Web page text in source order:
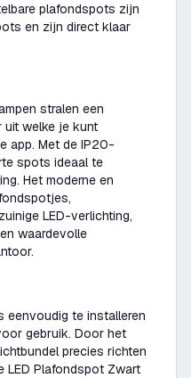
plafondspots zijn
en zijn direct klaar
stralen een
uit welke je kunt
app. Met de IP20-
spots ideaal te
Het moderne en
LED-verlichting,
waardevolle
eenvoudig te installeren
gebruik. Door het
precies richten
LED Plafondspot Zwart